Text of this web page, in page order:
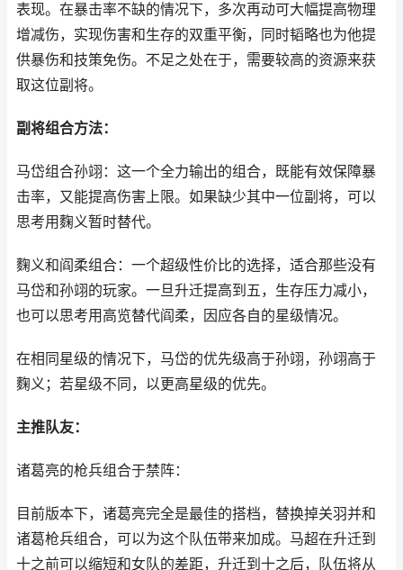
表现。在暴击率不缺的情况下，多次再动可大幅提高物理
增减伤，实现伤害和生存的双重平衡，同时韬略也为他提
供暴伤和技策免伤。不足之处在于，需要较高的资源来获
取这位副将。
副将组合方法：
马岱组合孙翊：这一个全力输出的组合，既能有效保障暴
击率，又能提高伤害上限。如果缺少其中一位副将，可以
思考用麴义暂时替代。
麴义和阎柔组合：一个超级性价比的选择，适合那些没有
马岱和孙翊的玩家。一旦升迁提高到五，生存压力减小，
也可以思考用高览替代阎柔，因应各自的星级情况。
在相同星级的情况下，马岱的优先级高于孙翊，孙翊高于
麴义；若星级不同，以更高星级的优先。
主推队友：
诸葛亮的枪兵组合于禁阵：
目前版本下，诸葛亮完全是最佳的搭档，替换掉关羽并和
诸葛枪兵组合，可以为这个队伍带来加成。马超在升迁到
十之前可以缩短和女队的差距，升迁到十之后，队伍将从